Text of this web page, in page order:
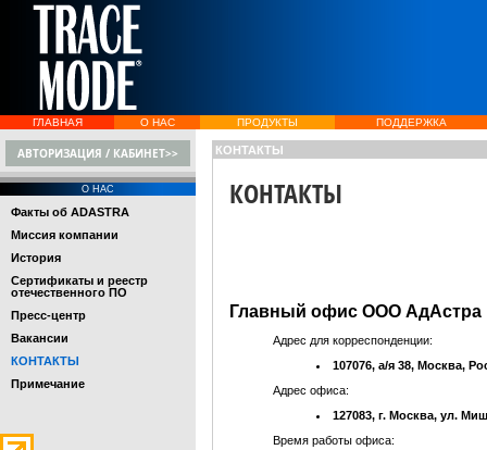
ГЛАВНАЯ О НАС ПРОДУКТЫ ПОДДЕРЖКА
АВТОРИЗАЦИЯ / КАБИНЕТ>>
О НАС
Факты об ADASTRA
Миссия компании
История
Сертификаты и реестр
отечественного ПО
Пресс-центр
Вакансии
КОНТАКТЫ
Примечание
КОНТАКТЫ
КОНТАКТЫ
Главный офис ООО АдАстра
Адрес для корреспонденции:
107076, а/я 38, Москва,
Адрес офиса:
127083, г. Москва, ул.
Время работы офиса: